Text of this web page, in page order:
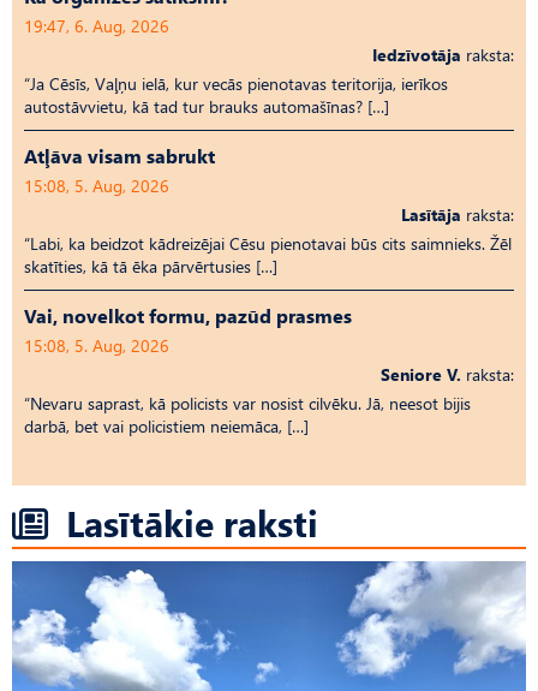
19:47, 6. Aug, 2026
Iedzīvotāja raksta:
“Ja Cēsīs, Vaļņu ielā, kur vecās pienotavas teritorija, ierīkos
autostāvvietu, kā tad tur brauks automašīnas? […]
Atļāva visam sabrukt
15:08, 5. Aug, 2026
Lasītāja raksta:
“Labi, ka beidzot kādreizējai Cēsu pienotavai būs cits saimnieks. Žēl
skatīties, kā tā ēka pārvērtusies […]
Vai, novelkot formu, pazūd prasmes
15:08, 5. Aug, 2026
Seniore V. raksta:
“Nevaru saprast, kā policists var nosist cilvēku. Jā, neesot bijis
darbā, bet vai policistiem neiemāca, […]
Lasītākie raksti